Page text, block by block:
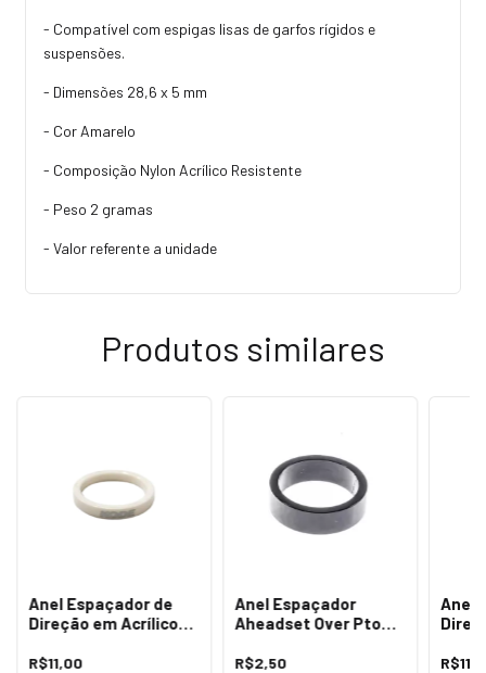
- Compatível com espigas lisas de garfos rígidos e
suspensões.
- Dimensões 28,6 x 5 mm
- Cor Amarelo
- Composição Nylon Acrílico Resistente
- Peso 2 gramas
- Valor referente a unidade
Produtos similares
Anel Espaçador de
Direção em Acrílico
R$11,00
Anel Espaçador
Aheadset Over Pto
R$2,50
Anel